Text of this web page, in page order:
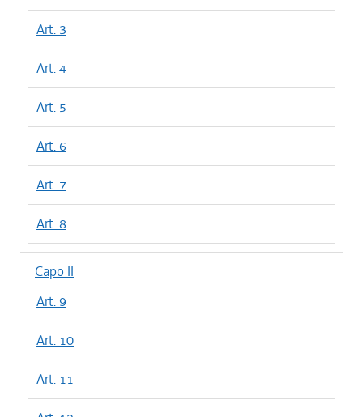
Art. 3
Art. 4
Art. 5
Art. 6
Art. 7
Art. 8
Capo II
Art. 9
Art. 10
Art. 11